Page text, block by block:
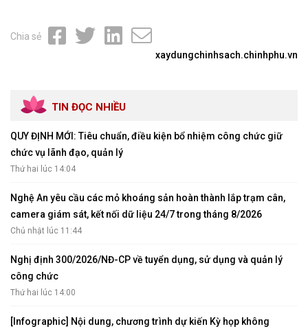
Chia sẻ
xaydungchinhsach.chinhphu.vn
TIN ĐỌC NHIỀU
QUY ĐỊNH MỚI: Tiêu chuẩn, điều kiện bổ nhiệm công chức giữ
chức vụ lãnh đạo, quản lý
Thứ hai lúc 14:04
Nghệ An yêu cầu các mỏ khoáng sản hoàn thành lắp trạm cân,
camera giám sát, kết nối dữ liệu 24/7 trong tháng 8/2026
Chủ nhật lúc 11:44
Nghị định 300/2026/NĐ-CP về tuyển dụng, sử dụng và quản lý
công chức
Thứ hai lúc 14:00
[Infographic] Nội dung, chương trình dự kiến Kỳ họp không